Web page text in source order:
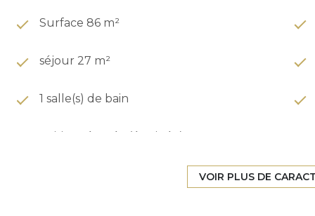
Surface 86 m²
séjour 27 m²
1 salle(s) de bain
cuisine séparée (équipée)
VOIR PLUS DE